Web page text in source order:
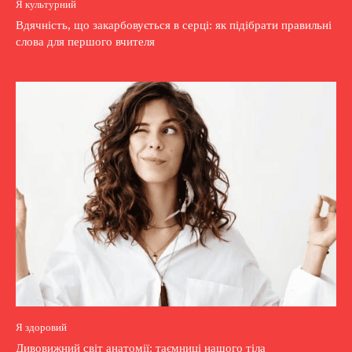
Я культурний
Вдячність, що закарбовується в серці: як підібрати правильні
слова для першого вчителя
Я здоровий
Дивовижний світ анатомії: таємниці нашого тіла